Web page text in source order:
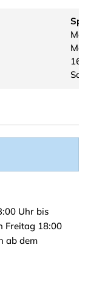
Uhr bis
Freitag 18:00
ab dem